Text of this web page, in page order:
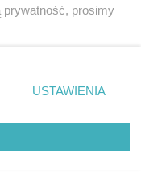
prywatność, prosimy
rogu strony
nie wymagają
się
miały
USTAWIENIA